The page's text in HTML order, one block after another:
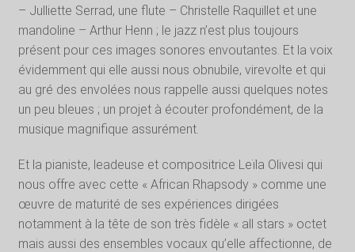
– Julliette Serrad, une flute – Christelle Raquillet et une
mandoline – Arthur Henn ; le jazz n’est plus toujours
présent pour ces images sonores envoutantes. Et la voix
évidemment qui elle aussi nous obnubile, virevolte et qui
au gré des envolées nous rappelle aussi quelques notes
un peu bleues ; un projet à écouter profondément, de la
musique magnifique assurément.
Et la pianiste, leadeuse et compositrice Leïla Olivesi qui
nous offre avec cette « African Rhapsody » comme une
œuvre de maturité de ses expériences dirigées
notamment à la tête de son très fidèle « all stars » octet
mais aussi des ensembles vocaux qu’elle affectionne, de